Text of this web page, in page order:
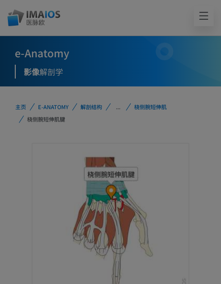
e-Anatomy
影像解剖学
主页 E-ANATOMY 解剖结构 ...
桡侧腕短伸肌
桡侧腕短伸肌腱